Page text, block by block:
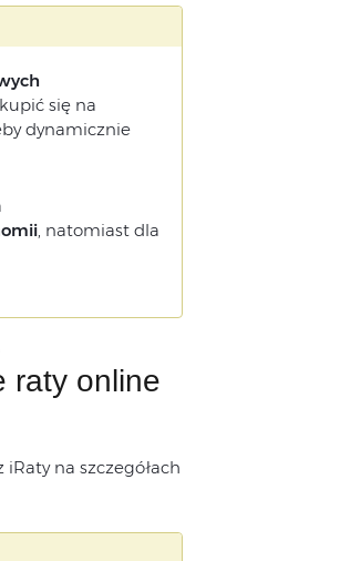
się na
dynamicznie
, natomiast dla
raty online
na szczegółach